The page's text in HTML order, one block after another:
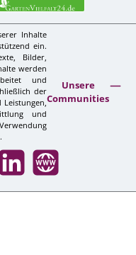
Inhalte
ein.
Bilder,
werden
und
der
und
Unsere
Communities
LinkedIn Website